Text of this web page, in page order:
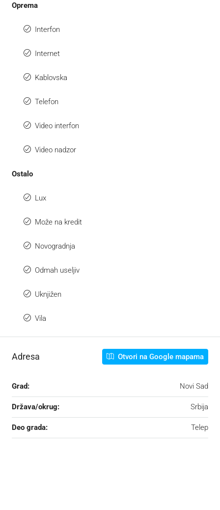
Oprema
Interfon
Internet
Kablovska
Telefon
Video interfon
Video nadzor
Ostalo
Lux
Može na kredit
Novogradnja
Odmah useljiv
Uknjižen
Vila
Adresa Otvori na Google mapama
Grad: Novi Sad
Država/okrug: Srbija
Deo grada: Telep